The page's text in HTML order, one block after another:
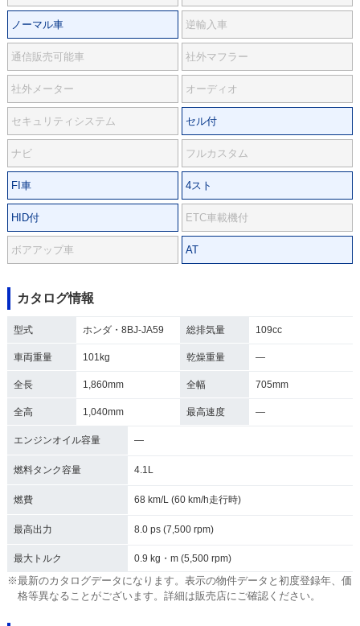
ノーマル車 逆輸入車
通信販売可能車 社外マフラー
社外メーター オーディオ
セキュリティシステム セル付
ナビ フルカスタム
FI車 4スト
HID付 ETC車載機付
ボアアップ車 AT
カタログ情報
型式 ホンダ・8BJ-JA59 総排気量 109cc
車両重量 101kg 乾燥重量 ―
全長 1,860mm 全幅 705mm
全高 1,040mm 最高速度 ―
エンジンオイル容量 ―
燃料タンク容量 4.1L
燃費 68 km/L (60 km/h走行時)
最高出力 8.0 ps (7,500 rpm)
最大トルク 0.9 kg・m (5,500 rpm)
※最新のカタログデータになります。表示の物件データと初度登録年、価
格等異なることがございます。詳細は販売店にご確認ください。